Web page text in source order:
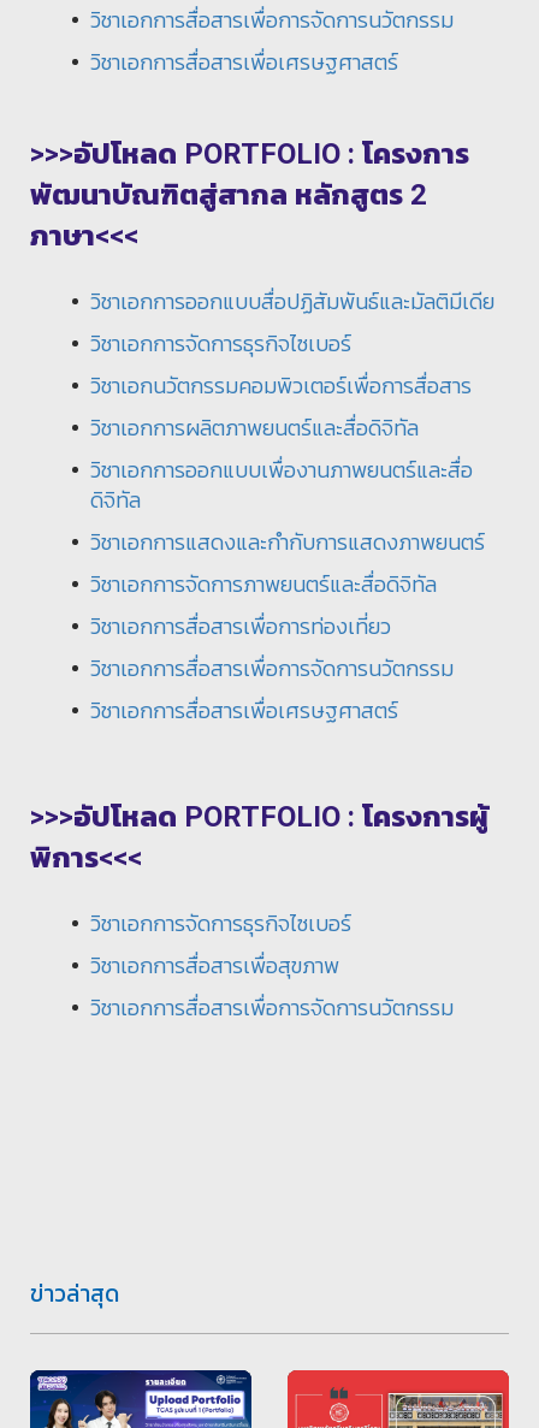
วิชาเอกการสื่อสารเพื่อการจัดการนวัตกรรม
วิชาเอกการสื่อสารเพื่อเศรษฐศาสตร์
>>>อัปโหลด PORTFOLIO : โครงการ
พัฒนาบัณฑิตสู่สากล หลักสูตร 2
ภาษา<<<
วิชาเอกการออกแบบสื่อปฏิสัมพันธ์และมัลติมีเดีย
วิชาเอกการจัดการธุรกิจไซเบอร์
วิชาเอกนวัตกรรมคอมพิวเตอร์เพื่อการสื่อสาร
วิชาเอกการผลิตภาพยนตร์และสื่อดิจิทัล
วิชาเอกการออกแบบเพื่องานภาพยนตร์และสื่อ
ดิจิทัล
วิชาเอกการแสดงและกำกับการแสดงภาพยนตร์
วิชาเอกการจัดการภาพยนตร์และสื่อดิจิทัล
วิชาเอกการสื่อสารเพื่อการท่องเที่ยว
วิชาเอกการสื่อสารเพื่อการจัดการนวัตกรรม
วิชาเอกการสื่อสารเพื่อเศรษฐศาสตร์
>>>อัปโหลด PORTFOLIO : โครงการผู้
พิการ<<<
วิชาเอกการจัดการธุรกิจไซเบอร์
วิชาเอกการสื่อสารเพื่อสุขภาพ
วิชาเอกการสื่อสารเพื่อการจัดการนวัตกรรม
ข่าวล่าสุด